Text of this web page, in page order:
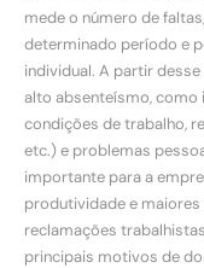
mede o número de
determinado período e
individual. A partir
alto absenteísmo, como
condições de trabalho,
etc.) e problemas
importante para a
produtividade e
reclamações
principais motivos de